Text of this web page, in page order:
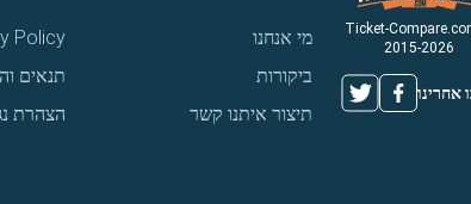
2015-2026
אחרינו
מי אנחנו
ביקורות
תיצור איתנו קשר
Policy
תנאים
הצהרת